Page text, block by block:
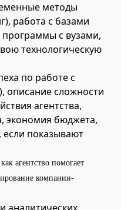
методы
работа с базами
программы с вузами,
технологическую
по работе с
описание сложности
агентства,
экономия бюджета,
показывают
агентство помогает
компании-